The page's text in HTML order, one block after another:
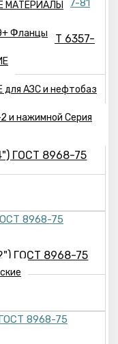
МАТЕРИАЛЫ
Фланцы
АЗС и нефтобаз
и нажимной Серия
мм ГОСТ 6357-
ГОСТ 8968-75
ГОСТ 8968-75